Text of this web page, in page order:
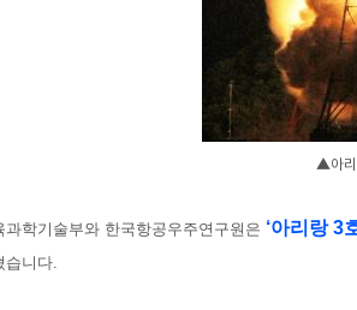
▲아리
과학기술부와 한국항공우주연구원 은 ‘아리랑 3
습니다.